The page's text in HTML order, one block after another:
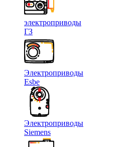
электроприводы
ГЗ
Электроприводы
Esbe
Электроприводы
Siemens